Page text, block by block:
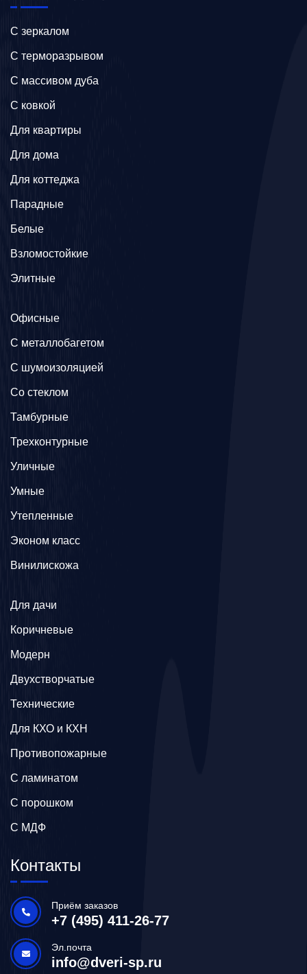
C зеркалом
C терморазрывом
C массивом дуба
C ковкой
Для квартиры
Для дома
Для коттеджа
Парадные
Белые
Взломостойкие
Элитные
Офисные
C металлобагетом
С шумоизоляцией
Со стеклом
Тамбурные
Трехконтурные
Уличные
Умные
Утепленные
Эконом класс
Винилискожа
Для дачи
Коричневые
Модерн
Двухстворчатые
Технические
Для КХО и КХН
Противопожарные
С ламинатом
С порошком
С МДФ
Контакты
Приём заказов
+7 (495) 411-26-77
Эл.почта
info@dveri-sp.ru